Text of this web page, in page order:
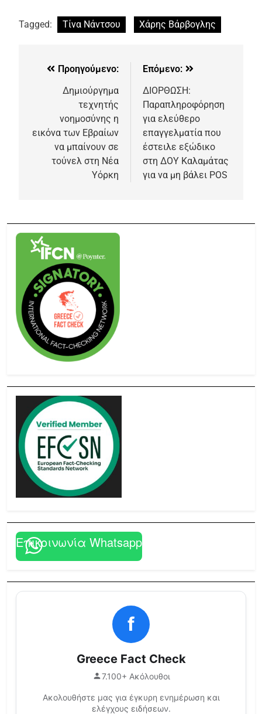
Tagged: Τίνα Νάντσου Χάρης Βάρβογλης
Προηγούμενο:
Δημιούργημα
τεχνητής
νοημοσύνης η
εικόνα των Εβραίων
να μπαίνουν σε
τούνελ στη Νέα
Υόρκη
Επόμενο:
ΔΙΟΡΘΩΣΗ:
Παραπληροφόρηση
για ελεύθερο
επαγγελματία που
έστειλε εξώδικο
στη ΔΟΥ Καλαμάτας
για να μη βάλει POS
Επικοινωνία Whatsapp
f
Greece Fact Check
7.100+ Ακόλουθοι
Ακολουθήστε μας για έγκυρη ενημέρωση και
ελέγχους ειδήσεων.